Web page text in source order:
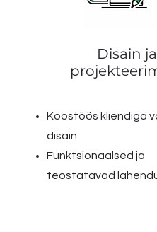
Disain ja
Koostöös kliendiga
disain
Funktsionaalsed ja
teostatavad